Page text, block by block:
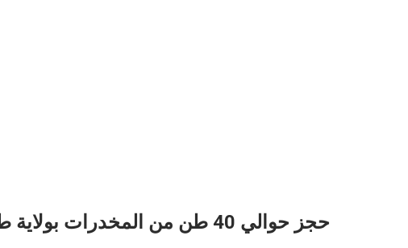
حجز حوالي 40 طن من المخدرات بولاية طنجة تطوان خلالة سنة 2010